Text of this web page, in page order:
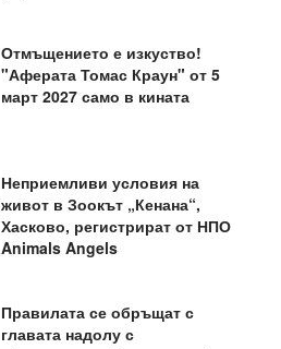
Отмъщението е изкуство!
"Аферата Томас Краун" от 5
март 2027 само в кината
Неприемливи условия на
живот в Зоокът „Кенана“,
Хасково, регистрират от НПО
Animals Angels
Правилата се обръщат с
главата надолу с